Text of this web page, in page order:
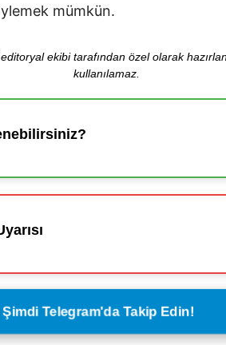
mümkün.
ekibi tarafından özel olarak
kullanılamaz.
Şimdi Telegram'da Takip Edin!